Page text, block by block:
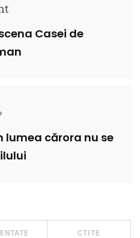
Casei de
lumea cărora nu se
CTITE